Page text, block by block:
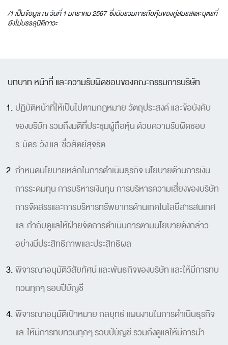
/1 เป็นข้อมูล ณ วันที่ 1 มกราคม 2567 ซึ่งนับรวมการถือหุ้นของคู่สมรสและบุตรที่
ยังไม่บรรลุนิติภาวะ
บทบาท หน้าที่ และความรับผิดชอบของคณะกรรมการบริษัท
ปฏิบัติหน้าที่ให้เป็นไปตามกฎหมาย วัตถุประสงค์ และข้อบังคับ
ของบริษัท รวมถึงมติที่ประชุมผู้ถือหุ้น ด้วยความรับผิดชอบ
ระมัดระวัง และซื่อสัตย์สุจริต
กำหนดนโยบายหลักในการดำเนินธุรกิจ นโยบายด้านการเงิน
การระดมทุน การบริหารเงินทุน การบริหารความเสี่ยงของบริษัท
การจัดสรรและการบริหารทรัพยากรด้านเทคโนโลยีสารสนเทศ
และกำกับดูแลให้ฝ่ายจัดการดำเนินการตามนโยบายดังกล่าว
อย่างมีประสิทธิภาพและประสิทธิผล
พิจารณาอนุมัติวิสัยทัศน์ และพันธกิจของบริษัท และให้มีการทบ
ทวนทุกๆ รอบปีบัญชี
พิจารณาอนุมัติเป้าหมาย กลยุทธ์ แผนงานในการดำเนินธุรกิจ
และให้มีการทบทวนทุกๆ รอบปีบัญชี รวมถึงดูแลให้มีการนำ